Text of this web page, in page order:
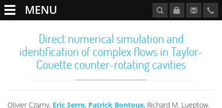
MENU
Direct numerical simulation and
identification of complex flows in Taylor-
Couette counter-rotating cavities
Olivier Czarny, Eric Serre, Patrick Bontoux, Richard M. Lueptow.